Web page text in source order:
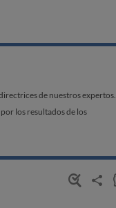
de nuestros expertos.
los resultados de los